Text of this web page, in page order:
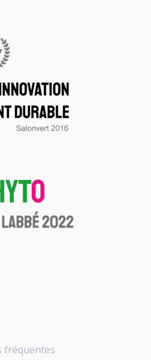
fréquentes